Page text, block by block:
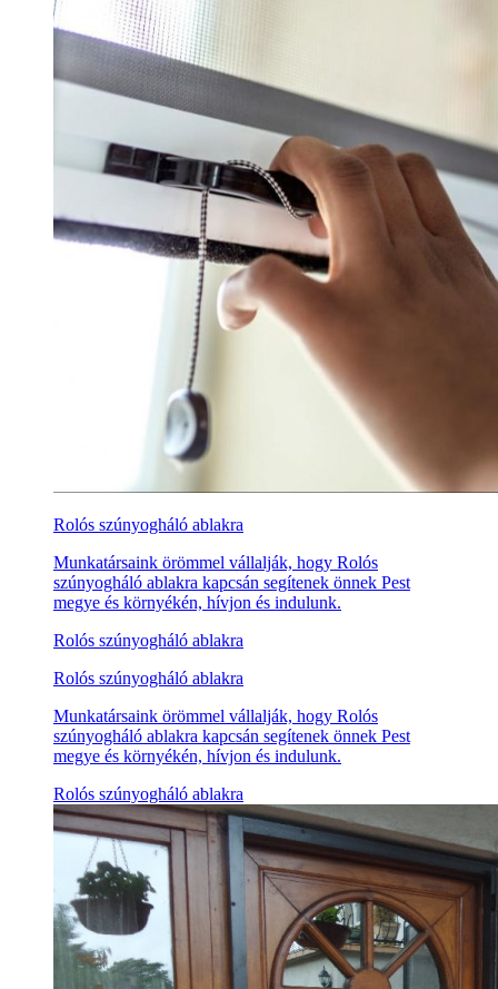
Rolós szúnyogháló ablakra
Munkatársaink örömmel vállalják, hogy Rolós
szúnyogháló ablakra kapcsán segítenek önnek Pest
megye és környékén, hívjon és indulunk.
Rolós szúnyogháló ablakra
Rolós szúnyogháló ablakra
Munkatársaink örömmel vállalják, hogy Rolós
szúnyogháló ablakra kapcsán segítenek önnek Pest
megye és környékén, hívjon és indulunk.
Rolós szúnyogháló ablakra